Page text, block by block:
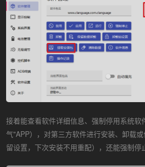
接着能查看软件详细信息、强制停用系统软
气"APP），对第三方软件进行安装、卸载
留设置，下次安装不用重配），还能强制停